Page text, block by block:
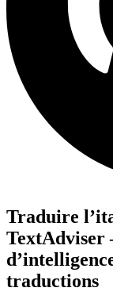
Traduire
TextAdviser
traductions